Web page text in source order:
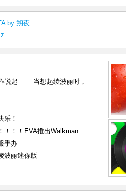
by:朔夜
说起 ——当想起绫波丽时，
乐！
！！！EVA推出Walkman
手办
波丽迷你版